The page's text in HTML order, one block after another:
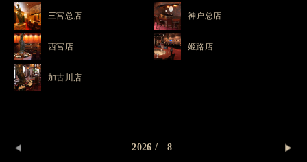
三宫总店 神户总店
西宮店 姬路店
加古川店
2026 / 8